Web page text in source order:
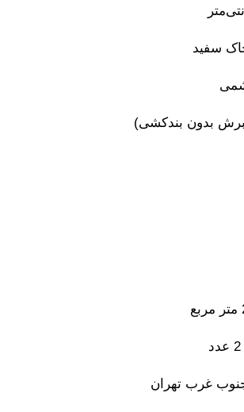
سفید
بدون بندکشی)
جنوب غرب تهران